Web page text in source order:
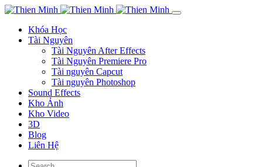
Khóa Học
Tài Nguyên
Tài Nguyên After Effects
Tài Nguyên Premiere Pro
Tài nguyên Capcut
Tài nguyên Photoshop
Sound Effects
Kho Ảnh
Kho Video
3D
Blog
Liên Hệ